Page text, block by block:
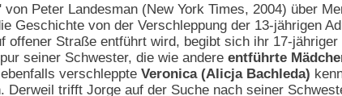
von Peter Landesman (New York Times, 2004) über
Geschichte von der Verschleppung der 13-jährigen
offener Straße entführt wird, begibt sich ihr 17-
seiner Schwester, die wie andere entführte
verschleppte Veronica (Alicja Bachleda)
Derweil trifft Jorge auf der Suche nach seiner